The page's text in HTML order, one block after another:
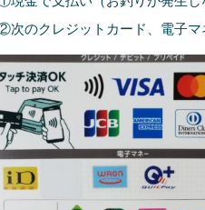
クレジットカード、電子マ